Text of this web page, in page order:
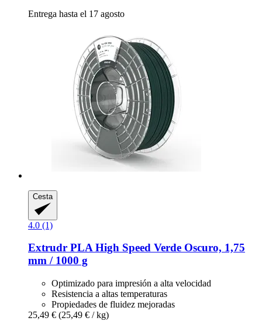
Entrega hasta el 17 agosto
Cesta
4.0 (1)
Extrudr PLA High Speed Verde Oscuro, 1,75
mm / 1000 g
Optimizado para impresión a alta velocidad
Resistencia a altas temperaturas
Propiedades de fluidez mejoradas
25,49 € (25,49 € / kg)